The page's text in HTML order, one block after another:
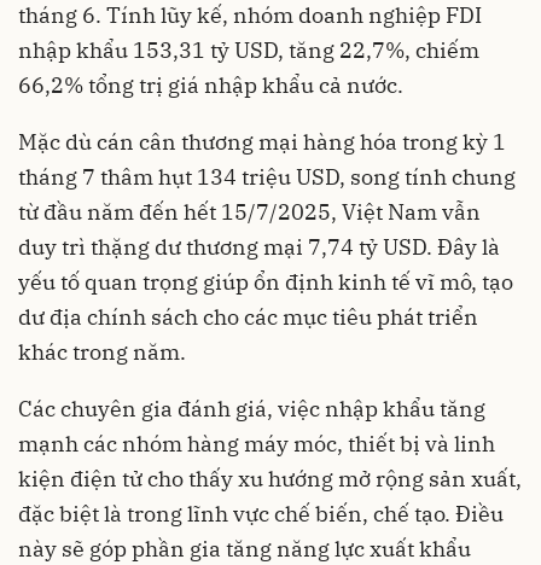
tháng 6. Tính lũy kế, nhóm doanh nghiệp FDI
nhập khẩu 153,31 tỷ USD, tăng 22,7%, chiếm
66,2% tổng trị giá nhập khẩu cả nước.
Mặc dù cán cân thương mại hàng hóa trong kỳ 1
tháng 7 thâm hụt 134 triệu USD, song tính chung
từ đầu năm đến hết 15/7/2025, Việt Nam vẫn
duy trì thặng dư thương mại 7,74 tỷ USD. Đây là
yếu tố quan trọng giúp ổn định kinh tế vĩ mô, tạo
dư địa chính sách cho các mục tiêu phát triển
khác trong năm.
Các chuyên gia đánh giá, việc nhập khẩu tăng
mạnh các nhóm hàng máy móc, thiết bị và linh
kiện điện tử cho thấy xu hướng mở rộng sản xuất,
đặc biệt là trong lĩnh vực chế biến, chế tạo. Điều
này sẽ góp phần gia tăng năng lực xuất khẩu